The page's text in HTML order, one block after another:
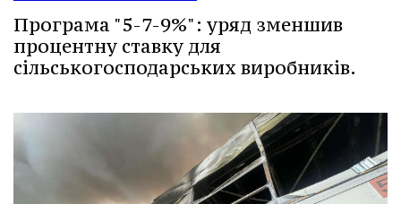
Програма "5-7-9%": уряд зменшив
процентну ставку для
сільськогосподарських виробників.